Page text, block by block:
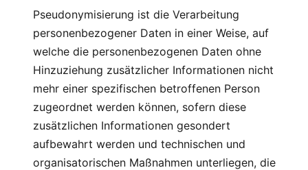
Pseudonymisierung ist die Verarbeitung
personenbezogener Daten in einer Weise, auf
welche die personenbezogenen Daten ohne
Hinzuziehung zusätzlicher Informationen nicht
mehr einer spezifischen betroffenen Person
zugeordnet werden können, sofern diese
zusätzlichen Informationen gesondert
aufbewahrt werden und technischen und
organisatorischen Maßnahmen unterliegen, die